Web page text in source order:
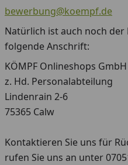
bewerbung@koempf.de
Natürlich ist auch noch
folgende Anschrift:
KÖMPF Onlineshops GmbH
z. Hd. Personalabteilung
Lindenrain 2-6
75365 Calw
Kontaktieren Sie uns für
rufen Sie uns an unter